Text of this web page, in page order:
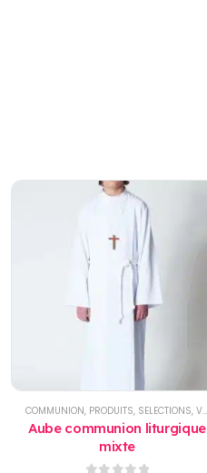
COMMUNION, PRODUITS, SELECTIONS,VÊTEMENT ENFANTS
Aube communion liturgique
mixte